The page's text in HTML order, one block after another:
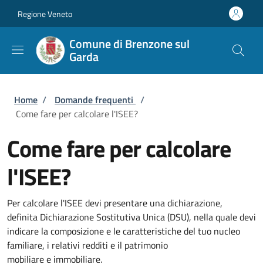
Regione Veneto
Comune di Brenzone sul
Garda
Briciole di pane
Home / Domande frequenti /
Come fare per calcolare l'ISEE?
Come fare per calcolare
l'ISEE?
Per calcolare l'ISEE devi presentare una dichiarazione,
definita Dichiarazione Sostitutiva Unica (DSU), nella quale devi
indicare la composizione e le caratteristiche del tuo nucleo
familiare, i relativi redditi e il patrimonio
mobiliare e immobiliare.